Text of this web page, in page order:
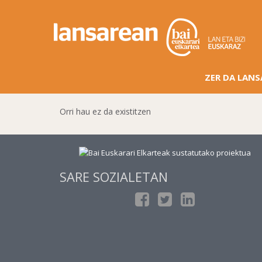
ZER DA
Orri hau ez da existitzen
SARE SOZIALETAN